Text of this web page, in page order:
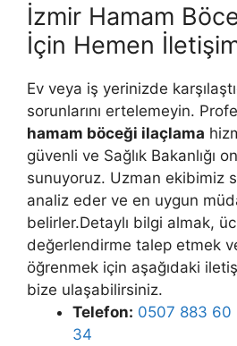
İzmir Hamam
İçin Hemen
Ev veya iş yerinizde
sorunlarını ertelemeyin.
hamam böceği ilaçlama
güvenli ve Sağlık Bakanlığı
sunuyoruz. Uzman ekibimiz
analiz eder ve en uygun
belirler.Detaylı bilgi almak,
değerlendirme talep etmek
öğrenmek için aşağıdaki
bize ulaşabilirsiniz.
Telefon: 0507 883 60
34